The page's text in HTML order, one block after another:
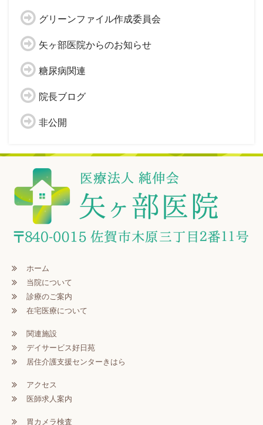
グリーンファイル作成委員会
矢ヶ部医院からのお知らせ
糖尿病関連
院長ブログ
非公開
ホーム
当院について
診療のご案内
在宅医療について
関連施設
デイサービス好日苑
居住介護支援センターきはら
アクセス
医師求人案内
胃カメラ検査